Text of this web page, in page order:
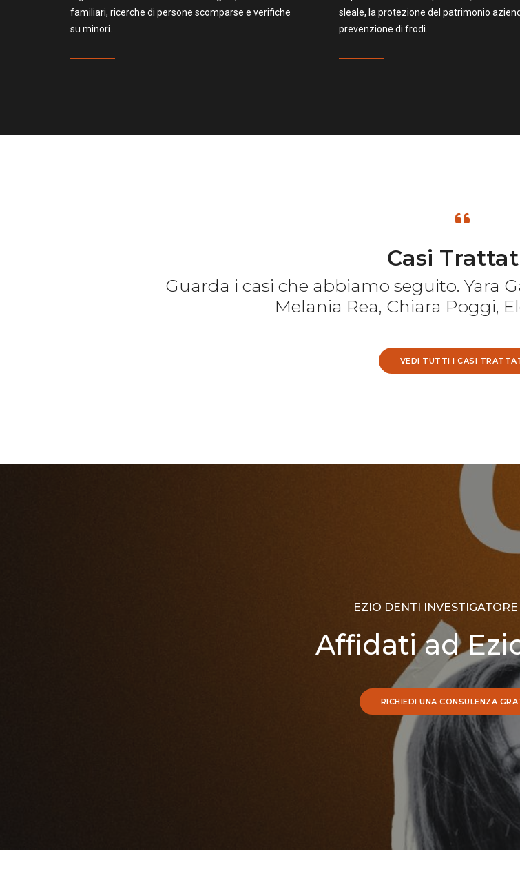
familiari, ricerche di persone scomparse e verifiche
su minori.
sleale, la protezione del patrimonio
prevenzione di frodi.
Casi
Guarda i casi che abbiamo seguito. Yara
Melania Rea, Chiara Poggi,
VEDI TUTTI I CASI
EZIO DENTI
Affidati ad
RICHIEDI UNA CONSULENZA